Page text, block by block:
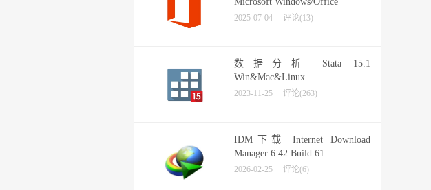
2025-07-04 评论(13)
数据分析 Stata 15.1
Win&Mac&Linux
2023-11-25 评论(263)
IDM下载 Internet Download
Manager 6.42 Build 61
2026-02-25 评论(6)